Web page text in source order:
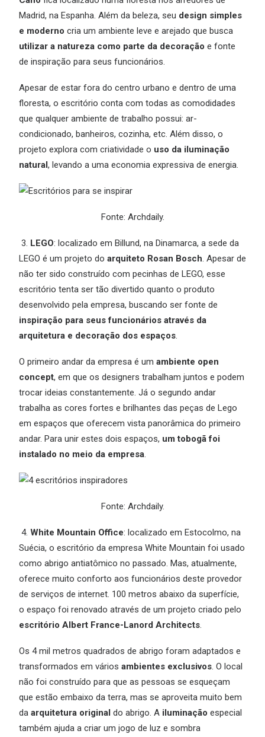
Madrid, na Espanha. Além da beleza, seu design simples
e moderno cria um ambiente leve e arejado que busca
utilizar a natureza como parte da decoração e fonte
de inspiração para seus funcionários.
Apesar de estar fora do centro urbano e dentro de uma
floresta, o escritório conta com todas as comodidades
que qualquer ambiente de trabalho possui: ar-
condicionado, banheiros, cozinha, etc. Além disso, o
projeto explora com criatividade o uso da iluminação
natural, levando a uma economia expressiva de energia.
Fonte: Archdaily.
3. LEGO: localizado em Billund, na Dinamarca, a sede da
LEGO é um projeto do arquiteto Rosan Bosch. Apesar de
não ter sido construído com pecinhas de LEGO, esse
escritório tenta ser tão divertido quanto o produto
desenvolvido pela empresa, buscando ser fonte de
inspiração para seus funcionários através da
arquitetura e decoração dos espaços.
O primeiro andar da empresa é um ambiente open
concept, em que os designers trabalham juntos e podem
trocar ideias constantemente. Já o segundo andar
trabalha as cores fortes e brilhantes das peças de Lego
em espaços que oferecem vista panorâmica do primeiro
andar. Para unir estes dois espaços, um tobogã foi
instalado no meio da empresa.
Fonte: Archdaily.
4. White Mountain Office: localizado em Estocolmo, na
Suécia, o escritório da empresa White Mountain foi usado
como abrigo antiatômico no passado. Mas, atualmente,
oferece muito conforto aos funcionários deste provedor
de serviços de internet. 100 metros abaixo da superfície,
o espaço foi renovado através de um projeto criado pelo
escritório Albert France-Lanord Architects.
Os 4 mil metros quadrados de abrigo foram adaptados e
transformados em vários ambientes exclusivos. O local
não foi construído para que as pessoas se esqueçam
que estão embaixo da terra, mas se aproveita muito bem
da arquitetura original do abrigo. A iluminação especial
também ajuda a criar um jogo de luz e sombra